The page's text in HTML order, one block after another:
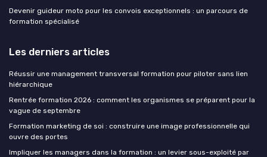
Devenir guideur moto pour les convois exceptionnels : un parcours de
formation spécialisé
Les derniers articles
Réussir une management transversal formation pour piloter sans lien
hiérarchique
Rentrée formation 2026 : comment les organismes se préparent pour la
vague de septembre
Formation marketing de soi : construire une image professionnelle qui
ouvre des portes
Impliquer les managers dans la formation : un levier sous-exploité par